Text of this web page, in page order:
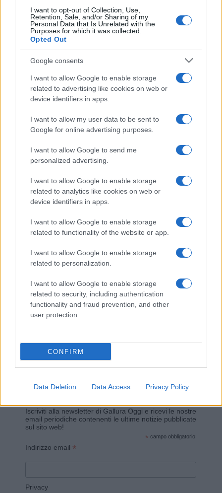
I want to opt-out of Collection, Use,
Retention, Sale, and/or Sharing of my
Personal Data that Is Unrelated with the
Purposes for which it was collected.
Opted Out
Google consents
I want to allow Google to enable storage
related to advertising like cookies on web or
device identifiers in apps.
I want to allow my user data to be sent to
Google for online advertising purposes.
I want to allow Google to send me
personalized advertising.
I want to allow Google to enable storage
related to analytics like cookies on web or
device identifiers in apps.
I want to allow Google to enable storage
related to functionality of the website or app.
I want to allow Google to enable storage
related to personalization.
I want to allow Google to enable storage
related to security, including authentication
functionality and fraud prevention, and other
user protection.
CONFIRM
Data Deletion Data Access Privacy Policy
Paolo Pinna
I nostri cari
I nostri cari
I nostri cari
Giovannimaria Cabras
Vuoi rimanere sempre aggiornato?
Iscriviti alla newsletter di Gallura Oggi e ricevi le nostre
email periodiche contenenti le ultime notizie pubblicate
sul sito web!
* campo obbligatorio
Indirizzo email *
Privacy